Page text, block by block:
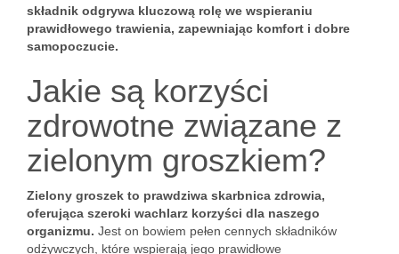
składnik odgrywa kluczową rolę we wspieraniu
prawidłowego trawienia, zapewniając komfort i dobre
samopoczucie.
Jakie są korzyści
zdrowotne związane z
zielonym groszkiem?
Zielony groszek to prawdziwa skarbnica zdrowia,
oferująca szeroki wachlarz korzyści dla naszego
organizmu. Jest on bowiem pełen cennych składników
odżywczych, które wspierają jego prawidłowe